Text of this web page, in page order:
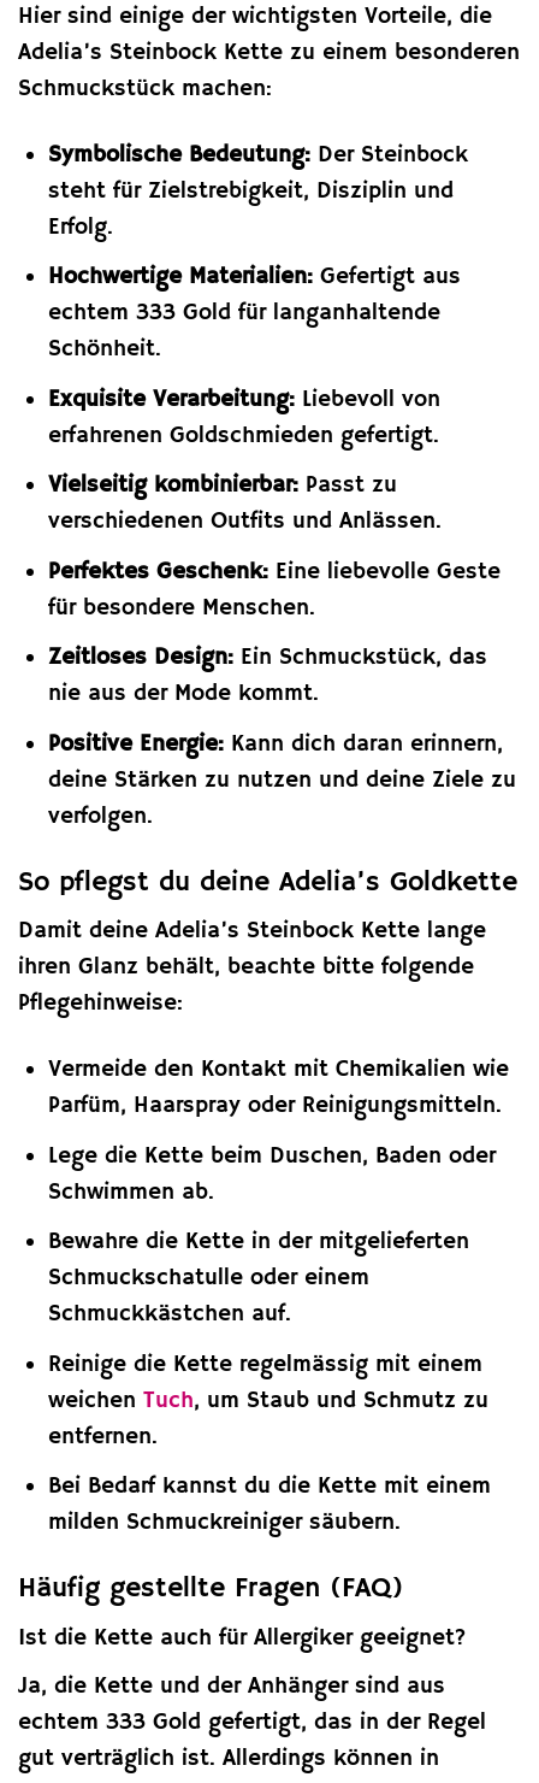
Hier sind einige der wichtigsten Vorteile, die
Adelia’s Steinbock Kette zu einem besonderen
Schmuckstück machen:
Symbolische Bedeutung:Der Steinbock
steht für Zielstrebigkeit, Disziplin und
Erfolg.
Hochwertige Materialien:Gefertigt aus
echtem 333 Gold für langanhaltende
Schönheit.
Exquisite Verarbeitung:Liebevoll von
erfahrenen Goldschmieden gefertigt.
Vielseitig kombinierbar:Passt zu
verschiedenen Outfits und Anlässen.
Perfektes Geschenk:Eine liebevolle Geste
für besondere Menschen.
Zeitloses Design:Ein Schmuckstück, das
nie aus der Mode kommt.
Positive Energie:Kann dich daran erinnern,
deine Stärken zu nutzen und deine Ziele zu
verfolgen.
So pflegst du deine Adelia’s Goldkette
Damit deine Adelia’s Steinbock Kette lange
ihren Glanz behält, beachte bitte folgende
Pflegehinweise:
Vermeide den Kontakt mit Chemikalien wie
Parfüm, Haarspray oder Reinigungsmitteln.
Lege die Kette beim Duschen, Baden oder
Schwimmen ab.
Bewahre die Kette in der mitgelieferten
Schmuckschatulle oder einem
Schmuckkästchen auf.
Reinige die Kette regelmässig mit einem
weichen Tuch, um Staub und Schmutz zu
entfernen.
Bei Bedarf kannst du die Kette mit einem
milden Schmuckreiniger säubern.
Häufig gestellte Fragen (FAQ)
Ist die Kette auch für Allergiker geeignet?
Ja, die Kette und der Anhänger sind aus
echtem 333 Gold gefertigt, das in der Regel
gut verträglich ist. Allerdings können in